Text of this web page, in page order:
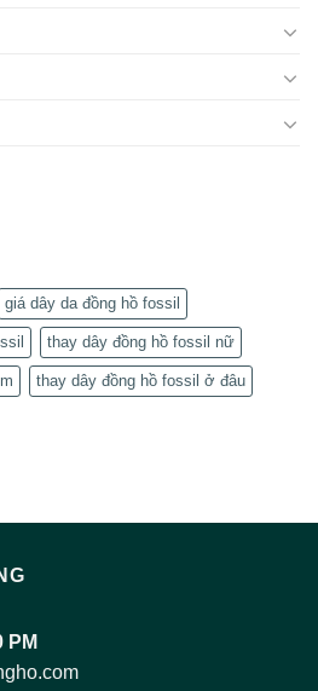
giá dây da đồng hồ fossil
thay dây đồng hồ fossil nữ
thay dây đồng hồ fossil ở đâu
PM